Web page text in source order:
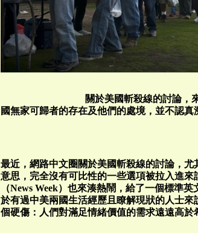
關於美國斬殺線的討論，來自中
國無家可歸者的存在及他們的處境
最近，網路中文圈關於美國斬殺線的討論，
意思，完全沒有可比性的一些選項被拉入進來
（News Week）也來湊熱鬧，給了一個標準
於有過中美兩國生活經歷且瞭解現狀的人士
個硬傷：人們對滿足情緒價值的需求遠遠高於